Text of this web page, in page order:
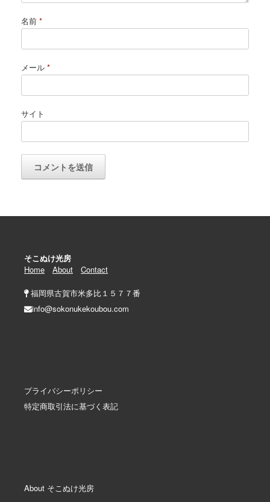
名前 *
メール *
サイト
そこぬけ光房
Home
About Contact
福岡県古賀市米多比１５７７番
info@sokonukekoubou.com
プライバシーポリシー
特定商取引法に基づく表記
About そこぬけ光房